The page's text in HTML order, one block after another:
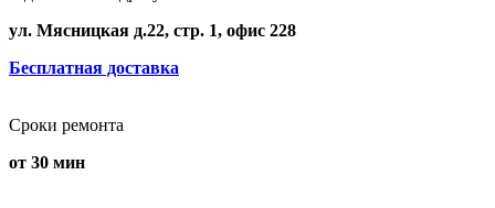
ул. Мясницкая д.22, стр. 1, офис 228
Бесплатная доставка
Сроки ремонта
от 30 мин